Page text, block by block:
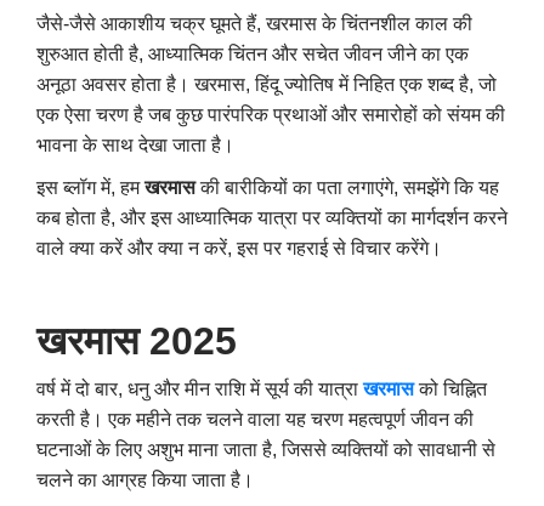
जैसे-जैसे आकाशीय चक्र घूमते हैं, खरमास के चिंतनशील काल की
शुरुआत होती है, आध्यात्मिक चिंतन और सचेत जीवन जीने का एक
अनूठा अवसर होता है। खरमास, हिंदू ज्योतिष में निहित एक शब्द है, जो
एक ऐसा चरण है जब कुछ पारंपरिक प्रथाओं और समारोहों को संयम की
भावना के साथ देखा जाता है।
इस ब्लॉग में, हमखरमासकी बारीकियों का पता लगाएंगे, समझेंगे कि यह
कब होता है, और इस आध्यात्मिक यात्रा पर व्यक्तियों का मार्गदर्शन करने
वाले क्या करें और क्या न करें, इस पर गहराई से विचार करेंगे।
खरमास 2025
वर्ष में दो बार, धनु और मीन राशि में सूर्य की यात्राखरमासको चिह्नित
करती है। एक महीने तक चलने वाला यह चरण महत्वपूर्ण जीवन की
घटनाओं के लिए अशुभ माना जाता है, जिससे व्यक्तियों को सावधानी से
चलने का आग्रह किया जाता है।